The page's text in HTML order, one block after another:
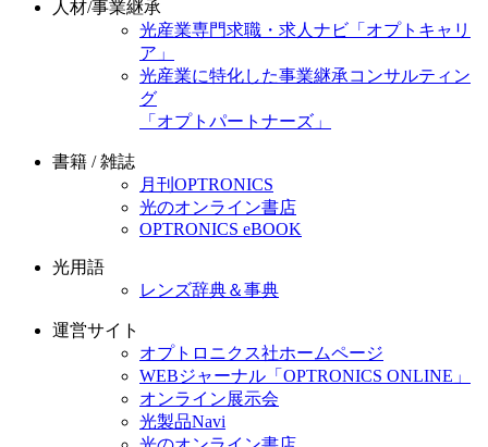
人材/事業継承
光産業専門求職・求人ナビ「オプトキャリ
ア」
光産業に特化した事業継承コンサルティン
グ
「オプトパートナーズ」
書籍 / 雑誌
月刊OPTRONICS
光のオンライン書店
OPTRONICS eBOOK
光用語
レンズ辞典＆事典
運営サイト
オプトロニクス社ホームページ
WEBジャーナル「OPTRONICS ONLINE」
オンライン展示会
光製品Navi